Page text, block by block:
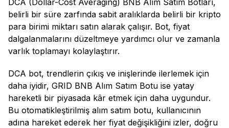
belirli bir süre zarfında sabit aralıklarda belirli bir kripto
para birimi miktarı satın alarak çalışır. Bot, fiyat
dalgalanmalarını düzeltmeye yardımcı olur ve zamanla
varlık toplamayı kolaylaştırır.
DCA bot, trendlerin çıkış ve inişlerinde ilerlemek için
daha iyidir, GRID BNB Alım Satım Botu ise yatay
hareketli bir piyasada kâr etmek için daha uygundur.
Bu otomatikleştirilmiş alım satım botu, kullanıcının
adına hareket ederek her fiyat değişikliğini izler, doğru